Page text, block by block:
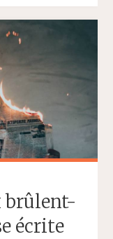
»
brûlent-
écrite